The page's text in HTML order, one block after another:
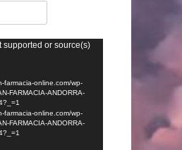
supported or source(s)
farmacia-online.com/wp-
FARMACIA-ANDORRA-
farmacia-online.com/wp-
FARMACIA-ANDORRA-